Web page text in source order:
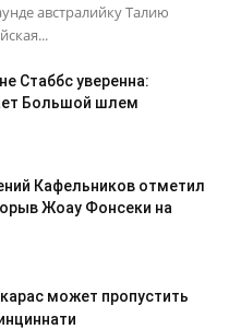
австралийку Талию
Стаббс уверенна:
Большой шлем
Кафельников отметил
Жоау Фонсеки на
может пропустить